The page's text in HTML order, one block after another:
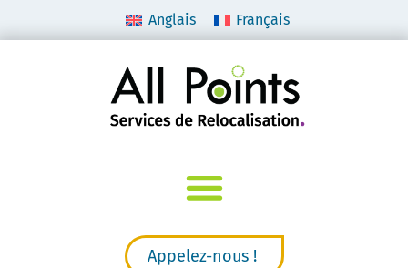
Anglais Français
Appelez-nous !